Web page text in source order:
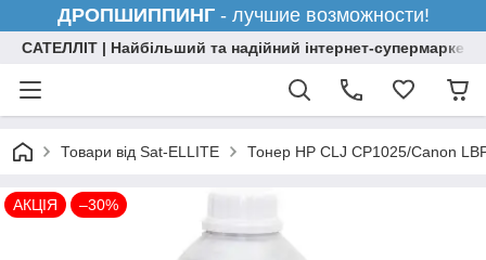
ДРОПШИППИНГ- лучшие возможности!
САТЕЛЛІТ | Найбільший та надійний інтернет-супермаркет
Товари від Sat-ELLITE Тонер HP CLJ CP1025/Canon
АКЦІЯ –30%